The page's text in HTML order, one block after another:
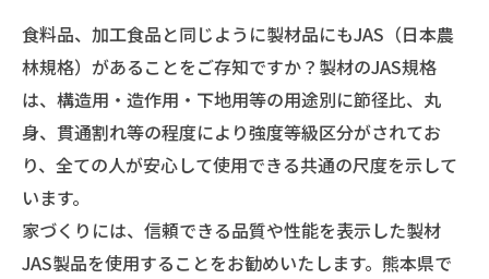
食料品、加工食品と同じように製材品にもJAS（日本農
林規格）があることをご存知ですか？ 製材のJAS規格
は、構造用・造作用・下地用等の用途別に節径比、丸
身、貫通割れ等の程度により強度等級区分がされてお
り、全ての人が安心して使用できる共通の尺度を示して
います。
家づくりには、信頼できる品質や性能を表示した製材
JAS製品を使用することをお勧めいたします。 熊本県で